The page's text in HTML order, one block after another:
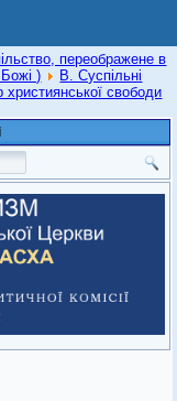
переображене в
)
В. Суспільні
християнської свободи